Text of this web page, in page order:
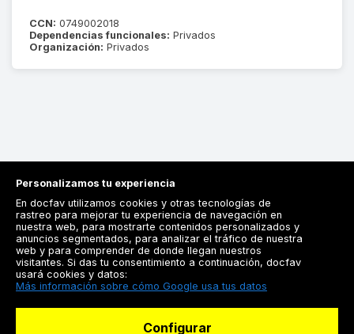
CCN: 0749002018
Dependencias funcionales: Privados
Organización: Privados
Registrarse
Docfav
Personalizamos tu experiencia
En docfav utilizamos cookies y otras tecnologías de
rastreo para mejorar tu experiencia de navegación en
nuestra web, para mostrarte contenidos personalizados y
anuncios segmentados, para analizar el tráfico de nuestra
web y para comprender de donde llegan nuestros
visitantes. Si das tu consentimiento a continuación, docfav
usará cookies y datos:
Más información sobre cómo Google usa tus datos
Configurar